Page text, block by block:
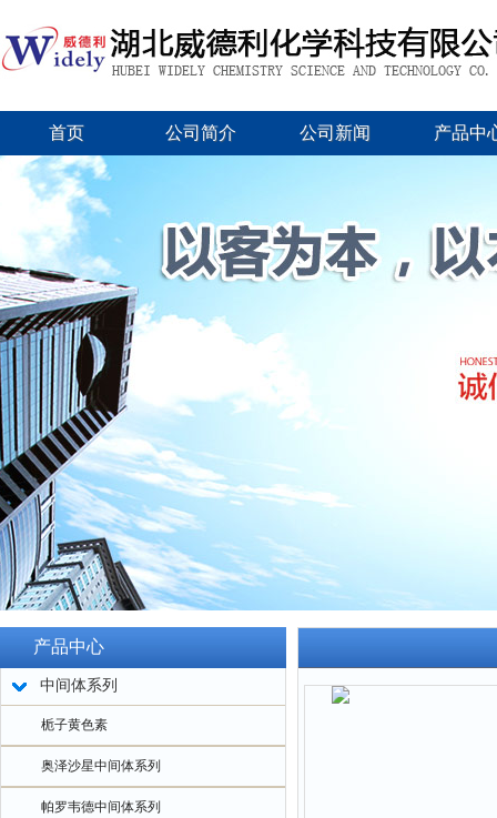
首页 公司简介 公司新闻 产品中
产品中心
中间体系列
栀子黄色素
奥泽沙星中间体系列
帕罗韦德中间体系列